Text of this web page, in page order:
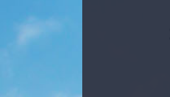
Sağlık